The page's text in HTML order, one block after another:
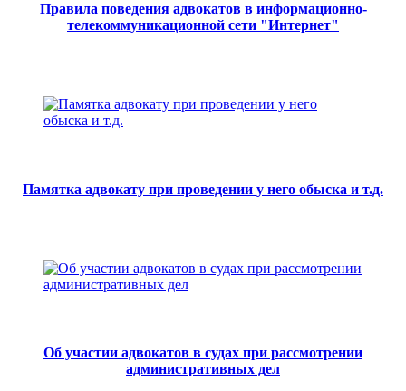
Правила поведения адвокатов в информационно-
телекоммуникационной сети "Интернет"
Памятка адвокату при проведении у него обыска и т.д.
Об участии адвокатов в судах при рассмотрении
административных дел